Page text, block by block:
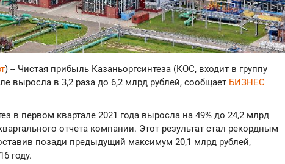
) -- Чистая прибыль Казаньоргсинтеза (КОС, входит в группу
выросла в 3,2 раза до 6,2 млрд рублей, сообщает БИЗНЕС
в первом квартале 2021 года выросла на 49% до 24,2 млрд
отчета компании. Этот результат стал рекордным
позади предыдущий максимум 20,1 млрд рублей,
году.